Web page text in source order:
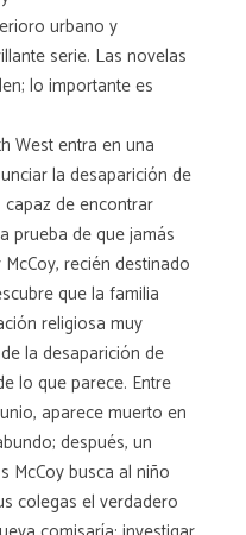
urbano y
serie. Las novelas
lo importante es
West entra en una
la desaparición de
de encontrar
prueba de que jamás
recién destinado
que la familia
religiosa muy
la desaparición de
lo que parece. Entre
aparece muerto en
después, un
McCoy busca al niño
colegas el verdadero